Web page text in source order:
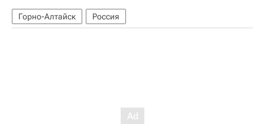
Горно-Алтайск Россия